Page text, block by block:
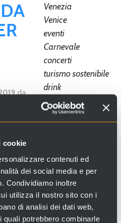
cookie
contenuti ed
dei social media e per
Condividiamo inoltre
utilizza il nostro sito con i
di analisi dei dati web,
potrebbero combinarle
da
Venezia e
e
Venezia
Venice
eventi
Carnevale
concerti
turismo sostenibile
drink
Fondaco dei
Tedeschi
piccioni
Redentore
bacari
regata storica
top10